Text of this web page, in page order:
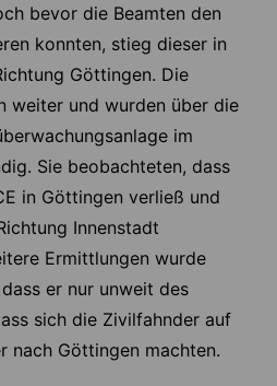
bevor die Beamten den
konnten, stieg dieser in
Göttingen. Die
weiter und wurden über die
im
Sie beobachteten, dass
in Göttingen verließ und
Innenstadt
Ermittlungen wurde
er nur unweit des
sich die Zivilfahnder auf
nach Göttingen machten.